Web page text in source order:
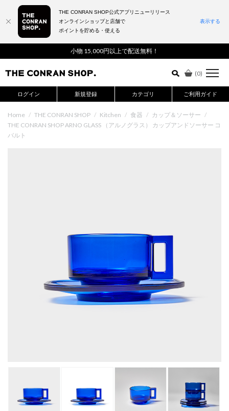
小物 15,000円以上で配送無料！
(0)
ログイン 新規登録 カテゴリ ご利用ガイド
詳細検索はこちら
Home / THE CONRAN SHOP / Kitchen / 食器 / カップ＆ソーサー /
THE CONRAN SHOP ARNO GLASS （アルノグラス） カップアンドソーサー コ
バルト
THE CONRAN SHOP公式アプリニューリリース
オンラインショップと店舗で
ポイントを貯める・使える
表示する